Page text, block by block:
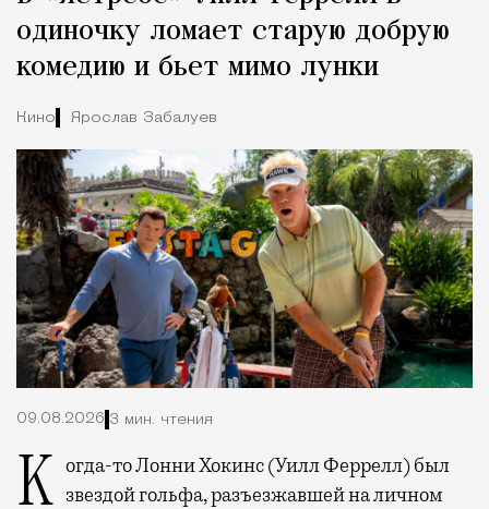
одиночку ломает старую добрую
комедию и бьет мимо лунки
Кино Ярослав Забалуев
09.08.2026 3 мин. чтения
Когда-то Лонни Хокинс (Уилл Феррелл) был звездой гольфа, разъезжавшей на личном